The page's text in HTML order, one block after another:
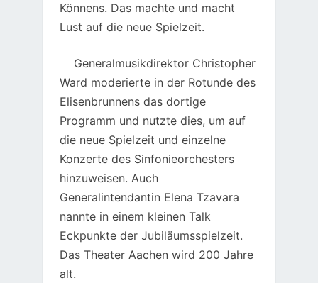
Könnens. Das machte und macht
Lust auf die neue Spielzeit.
Generalmusikdirektor Christopher
Ward moderierte in der Rotunde des
Elisenbrunnens das dortige
Programm und nutzte dies, um auf
die neue Spielzeit und einzelne
Konzerte des Sinfonieorchesters
hinzuweisen. Auch
Generalintendantin Elena Tzavara
nannte in einem kleinen Talk
Eckpunkte der Jubiläumsspielzeit.
Das Theater Aachen wird 200 Jahre
alt.